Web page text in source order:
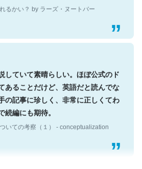
るかい？ by ラーズ・ヌートバー
していて素晴らしい。ほぼ公式のド
あることだけど、英語だと読んでな
の記事に珍しく、非常に正しくてわ
続編にも期待。
いての考察（１） - conceptualization